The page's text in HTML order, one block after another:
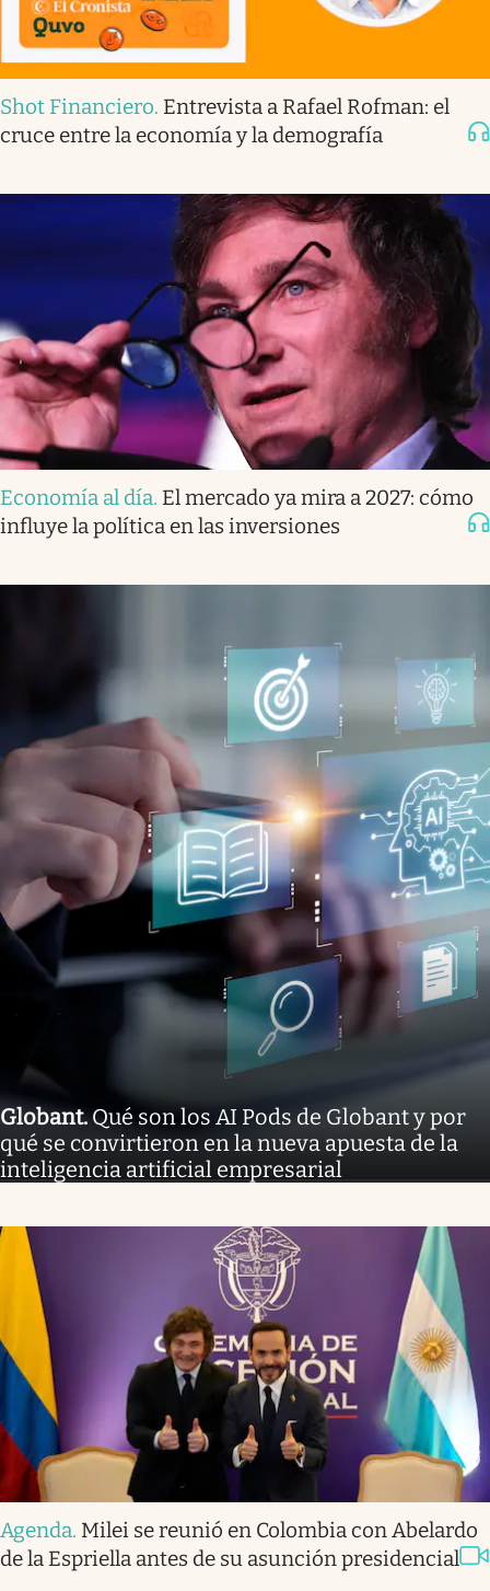
Shot Financiero. Entrevista a Rafael Rofman: el
cruce entre la economía y la demografía
Economía al día. El mercado ya mira a 2027: cómo
influye la política en las inversiones
Globant.Qué son los AI Pods de Globant y por
qué se convirtieron en la nueva apuesta de la
inteligencia artificial empresarial
Agenda. Milei se reunió en Colombia con Abelardo
de la Espriella antes de su asunción presidencial